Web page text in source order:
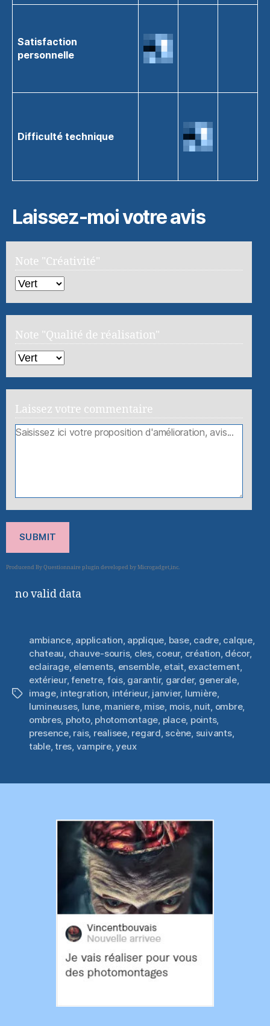
Satisfaction
personnelle
Difficulté technique
Laissez-moi votre avis
Note "Créativité"
Note "Qualité de réalisation"
Laissez votre commentaire
SUBMIT
no valid data
Étiquettes
ambiance, application, applique, base, cadre, calque,
chateau, chauve-souris, cles, coeur, création, décor,
eclairage, elements, ensemble, etait, exactement,
extérieur,fenetre, fois, garantir, garder, generale,
image, integration, intérieur, janvier, lumière,
lumineuses, lune, maniere, mise, mois, nuit, ombre,
ombres, photo, photomontage, place, points,
presence, rais, realisee, regard, scène, suivants,
table,tres, vampire,yeux